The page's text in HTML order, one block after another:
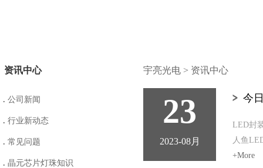
资讯中心
. 公司新闻
. 行业新动态
. 常见问题
. 晶元芯片灯珠知识
宇亮光电 > 资讯中心
23
2023-08月
今
LED封
人鱼
+More